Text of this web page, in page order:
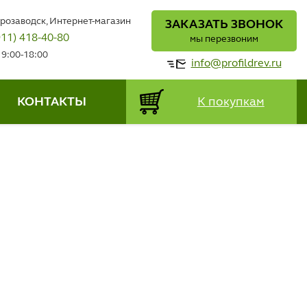
Интернет-магазин
418-40-80
9:00-18:00
ЗАКАЗАТЬ ЗВОНОК
мы перезвоним
info@profildrev.ru
КОНТАКТЫ К покупкам